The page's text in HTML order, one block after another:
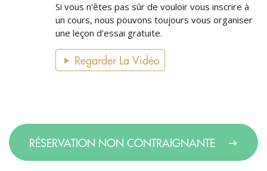
Si vous n'êtes pas sûr de vouloir vous inscrire à
un cours, nous pouvons toujours vous organiser
une leçon d'essai gratuite.
Regarder La Vidéo
RÉSERVATION NON CONTRAIGNANTE